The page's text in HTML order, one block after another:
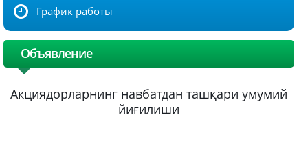
График работы
Объявление
Акциядорларнинг навбатдан ташқари умумий
йиғилиши